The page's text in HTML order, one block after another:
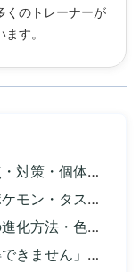
くのトレーナーが
す。
・入手方法まとめ
・色違いまとめ
・入手方法まとめ
の対策6選まとめ